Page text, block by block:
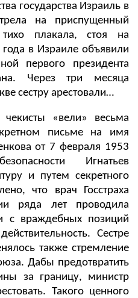
государства Израиль в
на приспущенный
плакала, стоя на
в Израиле объявили
первого президента
Через три месяца
сестру арестовали…
«вели» весьма
письме на имя
от 7 февраля 1953
Игнатьев
и путем секретного
что врач Госстраха
ряда лет проводила
с враждебных позиций
Сестре
также стремление
Дабы предотвратить
за границу, министр
Такого ценного